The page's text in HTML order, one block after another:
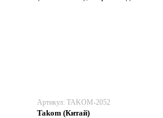
Артикул: TAKOM-2052
Takom (Китай)